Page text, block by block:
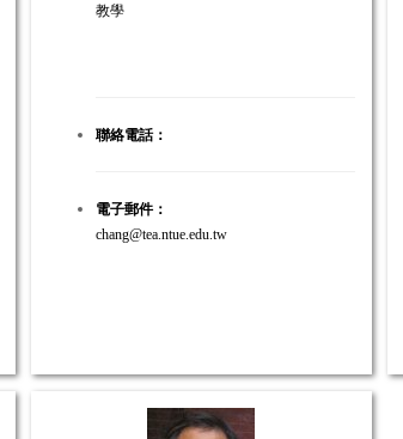
教學
聯絡電話：
電子郵件：
chang@tea.ntue.edu.tw